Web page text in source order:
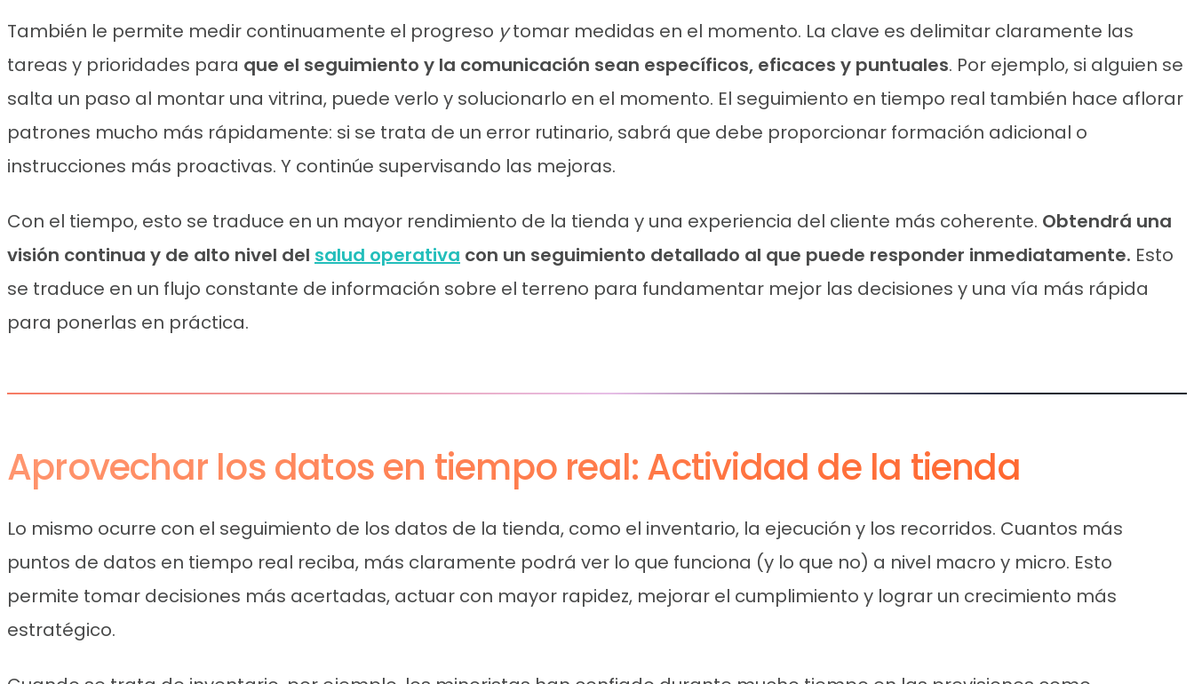
También le permite medir continuamente el progreso ytomar medidas en el momento. La clave es delimitar claramente las
tareas y prioridades para que el seguimiento y la comunicación sean específicos, eficaces y puntuales. Por ejemplo, si alguien se
salta un paso al montar una vitrina, puede verlo y solucionarlo en el momento. El seguimiento en tiempo real también hace aflorar
patrones mucho más rápidamente: si se trata de un error rutinario, sabrá que debe proporcionar formación adicional o
instrucciones más proactivas. Y continúe supervisando las mejoras.
Con el tiempo, esto se traduce en un mayor rendimiento de la tienda y una experiencia del cliente más coherente. Obtendrá una
visión continua y de alto nivel del salud operativa con un seguimiento detallado al que puede responder inmediatamente. Esto
se traduce en un flujo constante de información sobre el terreno para fundamentar mejor las decisiones y una vía más rápida
para ponerlas en práctica.
Aprovechar los datos en tiempo real: Actividad de la tienda
Lo mismo ocurre con el seguimiento de los datos de la tienda, como el inventario, la ejecución y los recorridos. Cuantos más
puntos de datos en tiempo real reciba, más claramente podrá ver lo que funciona (y lo que no) a nivel macro y micro. Esto
permite tomar decisiones más acertadas, actuar con mayor rapidez, mejorar el cumplimiento y lograr un crecimiento más
estratégico.